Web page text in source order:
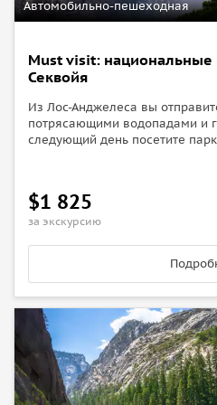
Автомобильно-пешеходная
Must visit: национальные
Секвойя
Из Лос-Анджелеса вы
потрясающими водопадами и
следующий день посетите
$1 825
за экскурсию